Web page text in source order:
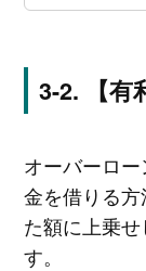
【
オーバーロ
金を借りる
た額に上乗
す。